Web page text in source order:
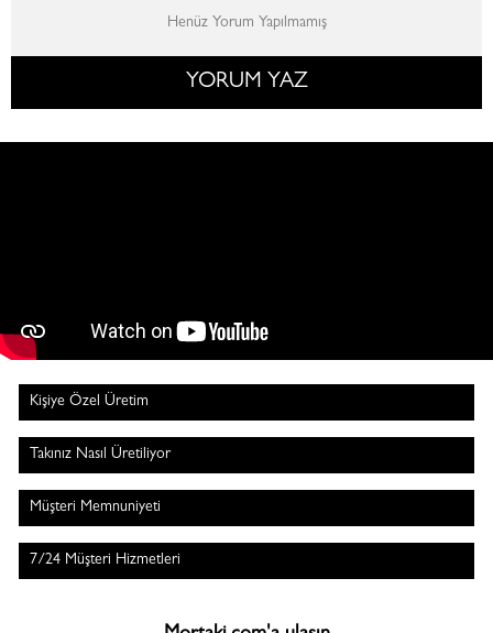
Henüz Yorum Yapılmamış
YORUM YAZ
Kişiye Özel Üretim
Takınız Nasıl Üretiliyor
Müşteri Memnuniyeti
7/24 Müşteri Hizmetleri